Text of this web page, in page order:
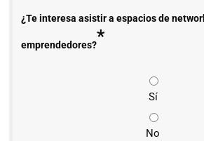
¿Te interesa asistir a espacios de
emprendedores?*
Sí
No